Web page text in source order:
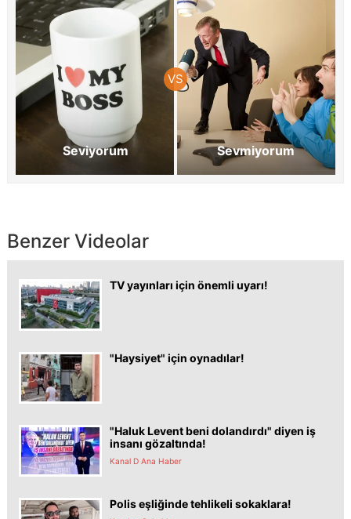
Seviyorum Sevmiyorum
Benzer Videolar
TV yayınları için önemli uyarı!
"Haysiyet" için oynadılar!
"Haluk Levent beni dolandırdı" diyen iş
insanı gözaltında!
Kanal D Ana Haber
Polis eşliğinde tehlikeli sokaklara!